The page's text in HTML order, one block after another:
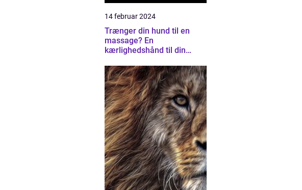
14 februar 2024
Trænger din hund til en
massage? En
kærlighedshånd til din